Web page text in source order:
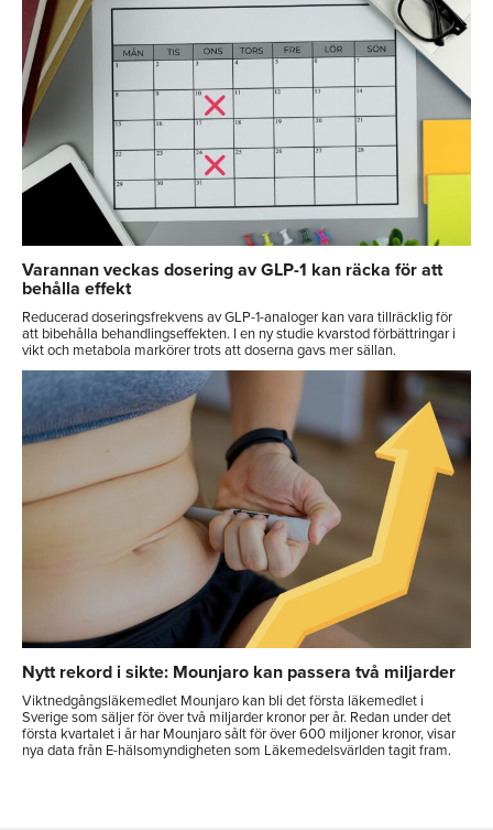
Varannan veckas dosering av GLP-1 kan räcka för att
behålla effekt
Reducerad doseringsfrekvens av GLP-1-analoger kan vara tillräcklig för
att bibehålla behandlingseffekten. I en ny studie kvarstod förbättringar i
vikt och metabola markörer trots att doserna gavs mer sällan.
Nytt rekord i sikte: Mounjaro kan passera två miljarder
Viktnedgångsläkemedlet Mounjaro kan bli det första läkemedlet i
Sverige som säljer för över två miljarder kronor per år. Redan under det
första kvartalet i år har Mounjaro sålt för över 600 miljoner kronor, visar
nya data från E-hälsomyndigheten som Läkemedelsvärlden tagit fram.